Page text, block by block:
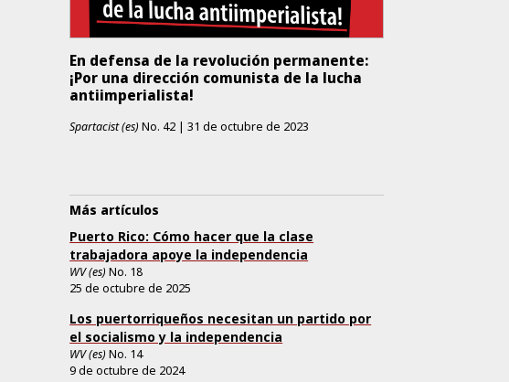
En defensa de la revolución permanente:
¡Por una dirección comunista de la lucha
antiimperialista!
Spartacist (es) No. 42 | 31 de octubre de 2023
Más artículos
Puerto Rico: Cómo hacer que la clase
trabajadora apoye la independencia
WV (es) No. 18
25 de octubre de 2025
Los puertorriqueños necesitan un partido por
el socialismo y la independencia
WV (es) No. 14
9 de octubre de 2024